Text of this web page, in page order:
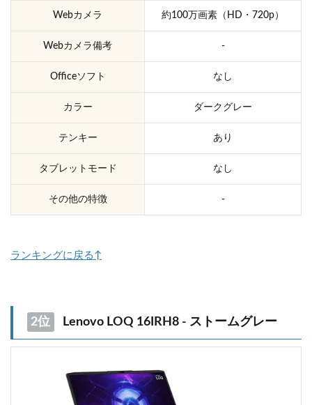
Webカメラ 約100万画素（HD・720p）
Webカメラ備考 -
Officeソフト なし
カラー ダークグレー
テンキー あり
タブレットモード なし
その他の特徴 -
ランキングに戻る↑
2位 Lenovo LOQ 16IRH8 - ストームグレー